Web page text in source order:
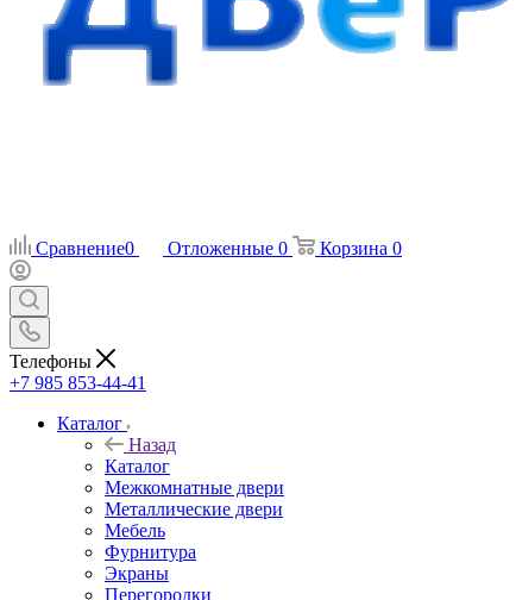
Сравнение0 Отложенные 0 Корзина 0
Телефоны
+7 985 853-44-41
Каталог
Назад
Каталог
Межкомнатные двери
Металлические двери
Мебель
Фурнитура
Экраны
Перегородки